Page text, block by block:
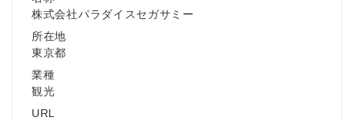
株式会社パラダイスセガサミー
所在地
東京都
業種
観光
URL